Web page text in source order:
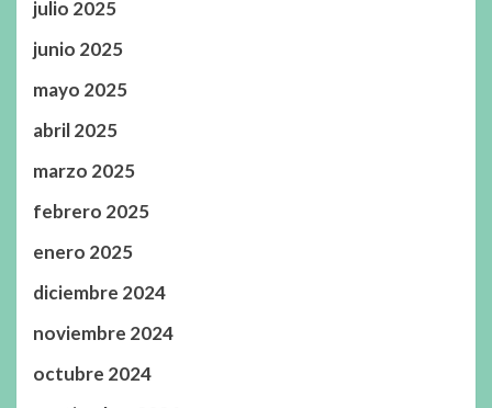
julio 2025
junio 2025
mayo 2025
abril 2025
marzo 2025
febrero 2025
enero 2025
diciembre 2024
noviembre 2024
octubre 2024